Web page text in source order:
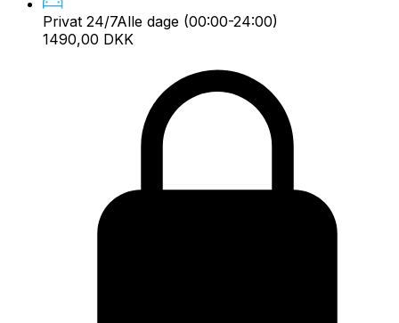
Privat 24/7Alle dage (00:00-24:00)
1490,00 DKK